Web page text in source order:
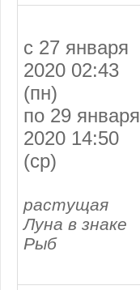
с 27 января
2020 02:43
(пн)
по 29 января
2020 14:50
(ср)
растущая
Луна в знаке
Рыб